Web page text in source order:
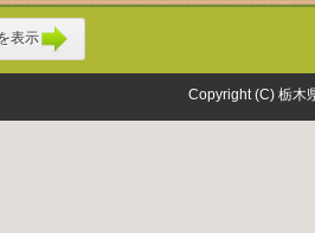
表示
Copyright (C) 栃木